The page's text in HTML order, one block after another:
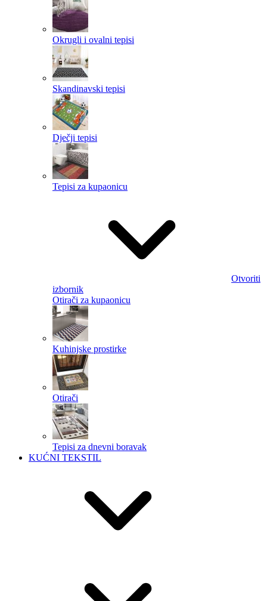
Okrugli i ovalni tepisi
Skandinavski tepisi
Dječji tepisi
Tepisi za kupaonicu
Otvoriti
izbornik
Otirači za kupaonicu
Kuhinjske prostirke
Otirači
Tepisi za dnevni boravak
KUĆNI TEKSTIL